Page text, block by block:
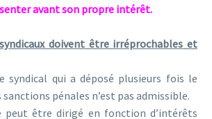
avant son propre intérêt.
doivent être irréprochables et
syndical qui a déposé plusieurs fois le
pénales n’est pas admissible.
être dirigé en fonction d’intérêts